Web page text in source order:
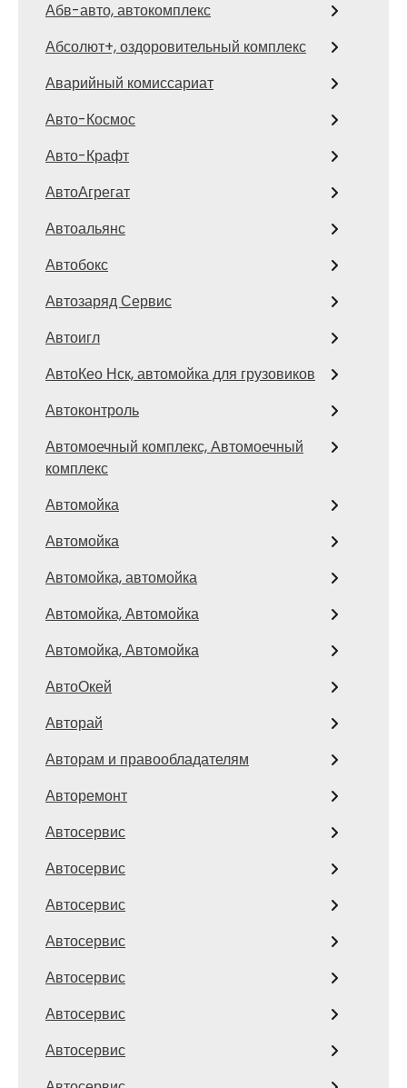
Абв-авто, автокомплекс
Абсолют+, оздоровительный комплекс
Аварийный комиссариат
Авто-Космос
Авто-Крафт
АвтоАгрегат
Автоальянс
Автобокс
Автозаряд Сервис
Автоигл
АвтоКео Нск, автомойка для грузовиков
Автоконтроль
Автомоечный комплекс, Автомоечный
комплекс
Автомойка
Автомойка
Автомойка, автомойка
Автомойка, Автомойка
Автомойка, Автомойка
АвтоОкей
Авторай
Авторам и правообладателям
Авторемонт
Автосервис
Автосервис
Автосервис
Автосервис
Автосервис
Автосервис
Автосервис